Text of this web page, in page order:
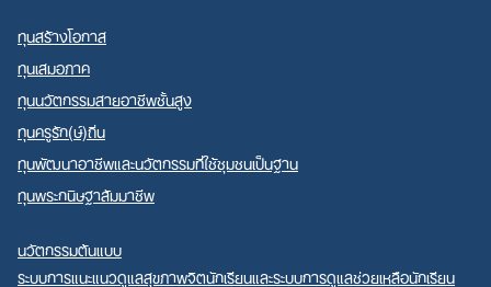
ทุนสร้างโอกาส
ทุนเสมอภาค
ทุนนวัตกรรมสายอาชีพชั้นสูง
ทุนครูรัก(ษ์)ถิ่น
ทุนพัฒนาอาชีพและนวัตกรรมที่ใช้ชุมชนเป็นฐาน
ทุนพระกนิษฐาสัมมาชีพ
นวัตกรรมต้นแบบ
ระบบการแนะแนวดูแลสุขภาพจิตนักเรียนและระบบการดูแลช่วยเหลือนักเรียน